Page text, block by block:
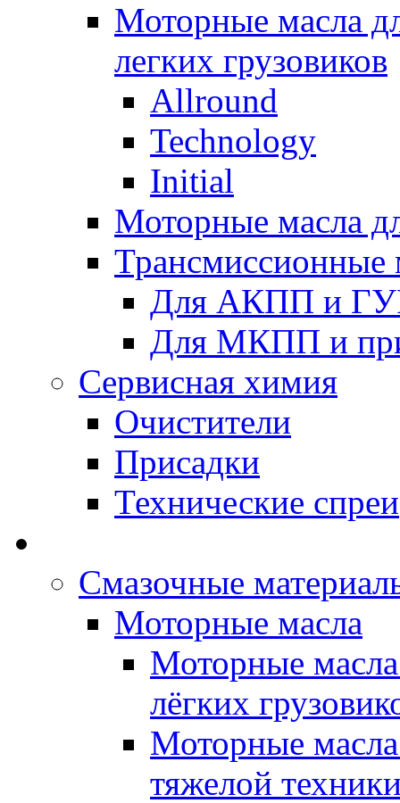
Моторные масла
легких грузовиков
Allround
Technology
Initial
Моторные масла
Трансмиссионные
Для АКПП и
Для МКПП и
Сервисная химия
Очистители
Присадки
Технические спреи
Смазочные
Моторные масла
Моторные
лёгких
Моторные
тяжелой